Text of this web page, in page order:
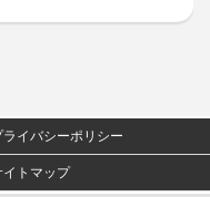
ライバシーポリシー
イトマップ